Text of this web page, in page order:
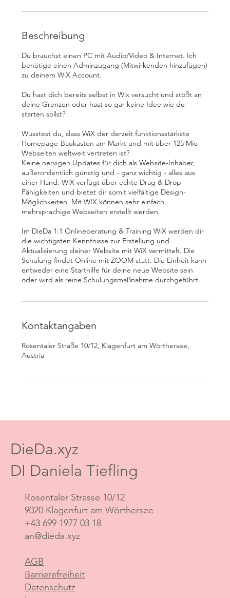
i
Beschreibung
Du brauchst einen PC mit Audio/Video & Internet. Ich
benötige einen Adminzugang (Mitwirkenden hinzufügen)
zu deinem WiX Account.
Du hast dich bereits selbst in Wix versucht und stößt an
deine Grenzen oder hast so gar keine Idee wie du
starten sollst?
Wusstest du, dass WiX der derzeit funktionsstärkste
Homepage-Baukasten am Markt und mit über 125 Mio
Webseiten weltweit vertreten ist?
Keine nervigen Updates für dich als Website-Inhaber,
außerordentlich günstig und - ganz wichtig - alles aus
einer Hand. WiX verfügt über echte Drag & Drop
Fähigkeiten und bietet dir somit vielfältige Design-
Möglichkeiten. Mit WIX können sehr einfach
mehrsprachige Webseiten erstellt werden.
Im DieDa 1:1 Onlineberatung & Training WiX werden dir
die wichtigsten Kenntnisse zur Erstellung und
Aktualisierung deiner Website mit WiX vermittelt. Die
Schulung findet Online mit ZOOM statt. Die Einheit kann
entweder eine Starthilfe für deine neue Website sein
oder wird als reine Schulungsmaßnahme durchgeführt.
Kontaktangaben
Rosentaler Straße 10/12, Klagenfurt am Wörthersee,
Austria
DieDa.xyz
DI Daniela Tiefling
Rosentaler Strasse 10/12
9020 Klagenfurt am Wörthersee
+43 699 1977 03 18
an@dieda.xyz
AGB
Barrierefreiheit
Datenschutz